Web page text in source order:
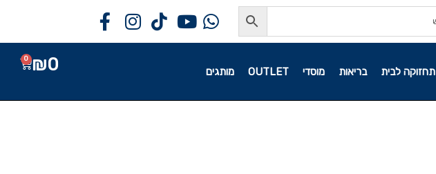
תחזוקה לבית בריאות מוסדי OUTLET מותגים ₪0
0